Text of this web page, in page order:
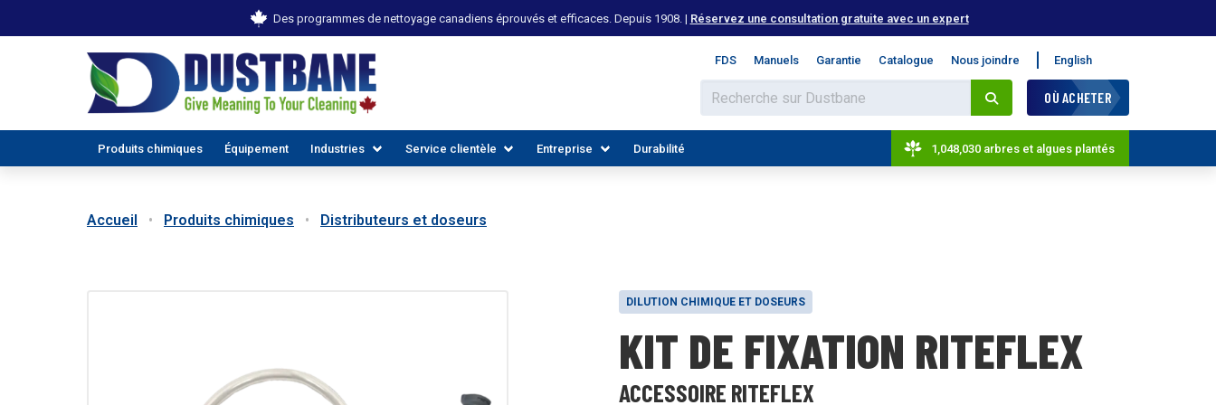
Des programmes de nettoyage canadiens éprouvés et efficaces. Depuis 1908. | Réservez une consultation gratuite avec un expert
FDS Manuels Garantie Catalogue Nous joindre English
OÙ ACHETER
Produits chimiques Équipement Industries Service clientèle
DÉCOUVREZ LES RESSOURCES
Entreprise
REJOIGNEZ NOTRE ÉQUIPE
Durabilité 1,048,030 arbres et algues plantés
Accueil Produits chimiques Distributeurs et doseurs
DILUTION CHIMIQUE ET DOSEURS
KIT DE FIXATION RITEFLEX
ACCESSOIRE RITEFLEX